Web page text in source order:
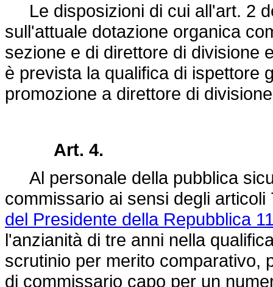
Le disposizioni di cui all'art. 2
sull'attuale dotazione organica
sezione e di direttore di divisione
è prevista la qualifica di ispettore
promozione a direttore di
Art. 4.
Al personale della pubblica
commissario ai sensi degli
del Presidente della Repubblica
l'anzianità di tre anni nella
scrutinio per merito comparativo,
di commissario capo per un